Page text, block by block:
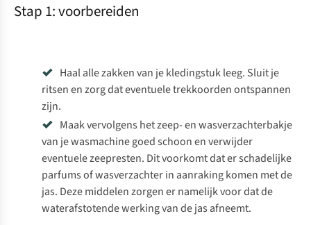
Stap 1: voorbereiden
Haal alle zakken van je kledingstuk leeg. Sluit je
ritsen en zorg dat eventuele trekkoorden ontspannen
zijn.
Maak vervolgens het zeep- en wasverzachterbakje
van je wasmachine goed schoon en verwijder
eventuele zeepresten. Dit voorkomt dat er schadelijke
parfums of wasverzachter in aanraking komen met de
jas. Deze middelen zorgen er namelijk voor dat de
waterafstotende werking van de jas afneemt.